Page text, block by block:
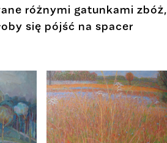
różnymi gatunkami zbóż,
się pójść na spacer